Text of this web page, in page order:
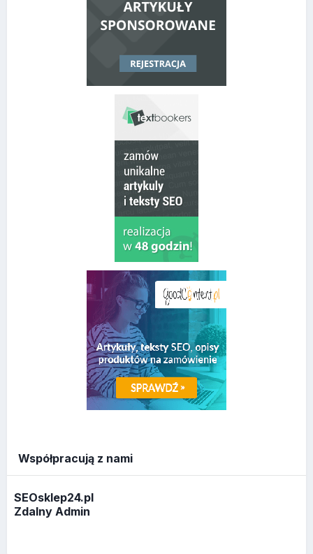
Współpracują z nami
SEOsklep24.pl
Zdalny Admin